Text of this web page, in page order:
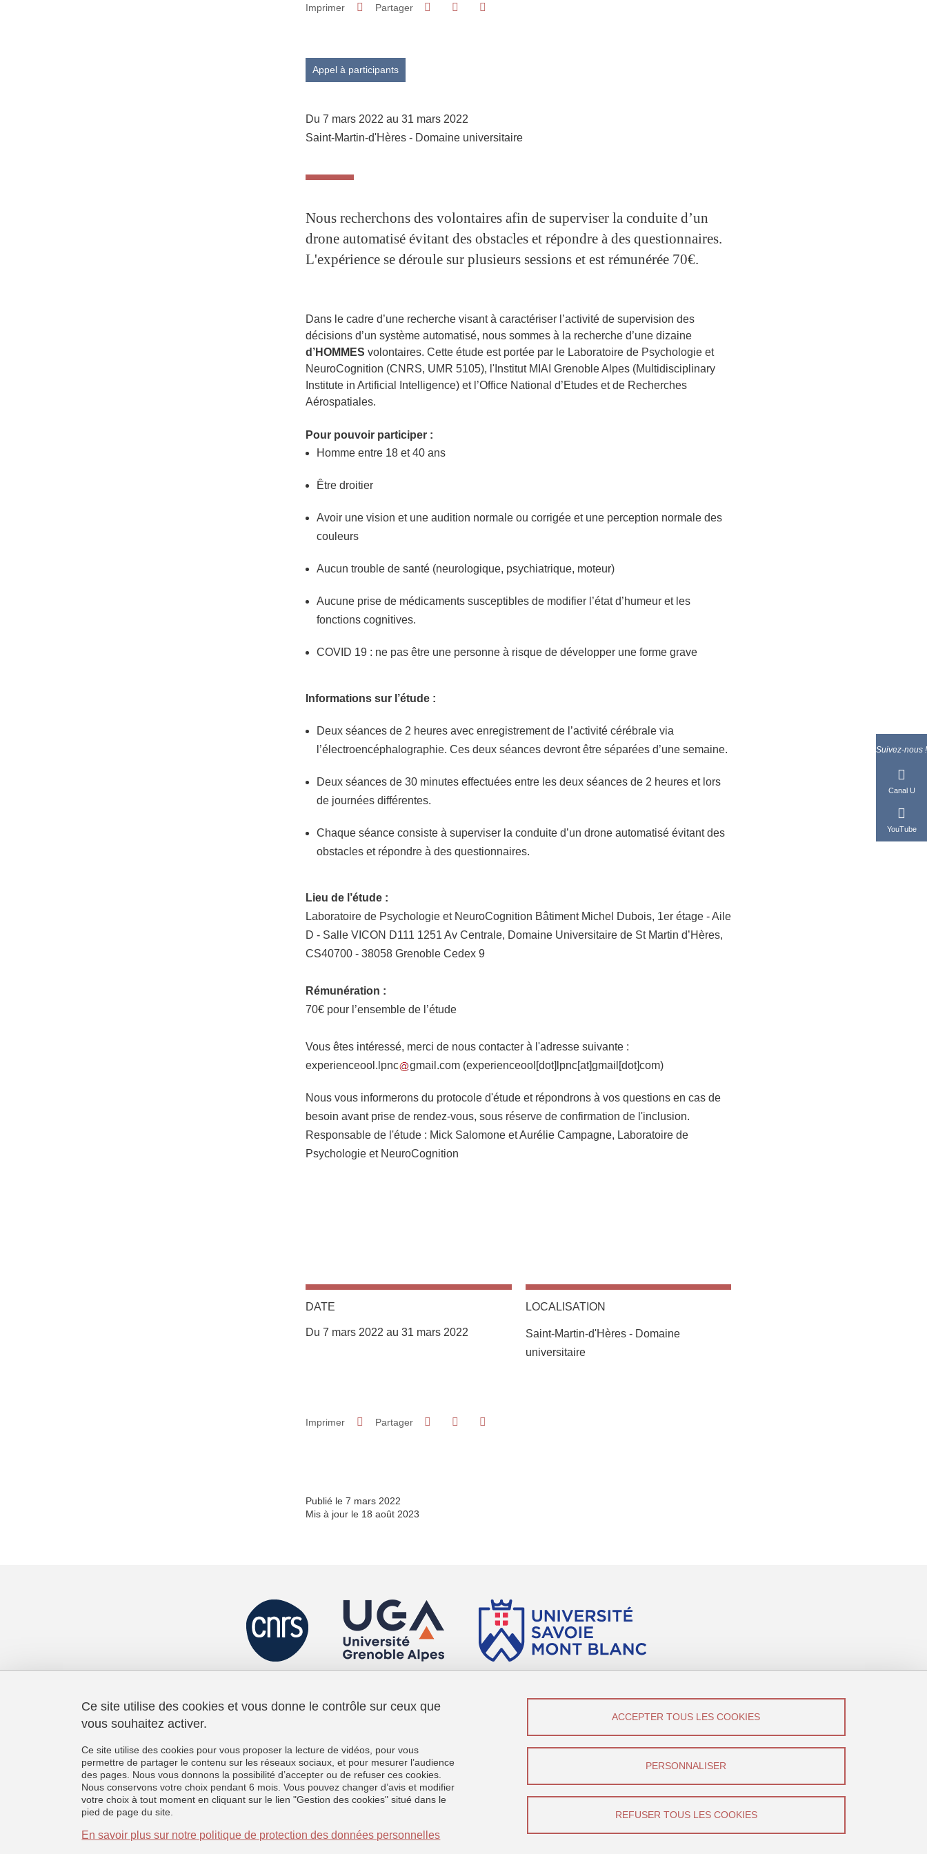
Suivez-nous !
Canal U
YouTube
Imprimer Partager Partager sur Facebook
Partager sur LinkedIn
Appel à participants
Du 7 mars 2022 au 31 mars 2022
Saint-Martin-d'Hères - Domaine universitaire
Nous recherchons des volontaires afin de superviser la conduite d’un
drone automatisé évitant des obstacles et répondre à des questionnaires.
L'expérience se déroule sur plusieurs sessions et est rémunérée 70€.
Dans le cadre d’une recherche visant à caractériser l’activité de supervision des
décisions d’un système automatisé, nous sommes à la recherche d’une dizaine
d’HOMMES volontaires. Cette étude est portée par le Laboratoire de Psychologie et
NeuroCognition (CNRS, UMR 5105), l'Institut MIAI Grenoble Alpes (Multidisciplinary
Institute in Artificial Intelligence) et l’Office National d’Etudes et de Recherches
Aérospatiales.
Pour pouvoir participer :
Homme entre 18 et 40 ans
Être droitier
Avoir une vision et une audition normale ou corrigée et une perception normale des
couleurs
Aucun trouble de santé (neurologique, psychiatrique, moteur)
Aucune prise de médicaments susceptibles de modifier l’état d’humeur et les
fonctions cognitives.
COVID 19 : ne pas être une personne à risque de développer une forme grave
Informations sur l’étude :
Deux séances de 2 heures avec enregistrement de l’activité cérébrale via
l’électroencéphalographie. Ces deux séances devront être séparées d’une semaine.
Deux séances de 30 minutes effectuées entre les deux séances de 2 heures et lors
de journées différentes.
Chaque séance consiste à superviser la conduite d’un drone automatisé évitant des
obstacles et répondre à des questionnaires.
Lieu de l’étude :
Laboratoire de Psychologie et NeuroCognition Bâtiment Michel Dubois, 1er étage - Aile
D - Salle VICON D111 1251 Av Centrale, Domaine Universitaire de St Martin d’Hères,
CS40700 - 38058 Grenoble Cedex 9
Rémunération :
70€ pour l’ensemble de l’étude
Vous êtes intéressé, merci de nous contacter à l'adresse suivante :
experienceool.lpnc
gmail.com(experienceool[dot]lpnc[at]gmail[dot]com)
Nous vous informerons du protocole d'étude et répondrons à vos questions en cas de
besoin avant prise de rendez-vous, sous réserve de confirmation de l'inclusion.
Responsable de l'étude : Mick Salomone et Aurélie Campagne, Laboratoire de
Psychologie et NeuroCognition
DATE
Du 7 mars 2022 au 31 mars 2022
LOCALISATION
Saint-Martin-d'Hères - Domaine
universitaire
Imprimer Partager Partager sur Facebook
Partager sur LinkedIn
Publié le 7 mars 2022
Mis à jour le 18 août 2023
Laboratoire de Psychologie et
CNRS UMR 5105
Université Grenoble Alpes
BMD - 1251 rue des Universités
CS 40700, 38058 Grenoble Cedex 9
France
+33 (0)4 76 74 81 44
Crédits
Mentions légales
Données personnelles
Se connecter
Canal U
YouTube
Ce site utilise des cookies et vous donne le contrôle sur ceux que
vous souhaitez activer.
Ce site utilise des cookies pour vous proposer la lecture de vidéos, pour vous
permettre de partager le contenu sur les réseaux sociaux, et pour mesurer l’audience
des pages. Nous vous donnons la possibilité d’accepter ou de refuser ces cookies.
Nous conservons votre choix pendant 6 mois. Vous pouvez changer d’avis et modifier
votre choix à tout moment en cliquant sur le lien "Gestion des cookies" situé dans le
pied de page du site.
En savoir plus sur notre politique de protection des données personnelles
ACCEPTER TOUS LES COOKIES
REFUSER TOUS LES COOKIES
PERSONNALISER